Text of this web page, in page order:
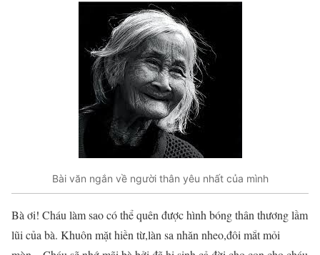
Bài văn ngắn về người thân yêu nhất của mình
Bà ơi! Cháu làm sao có thể quên được hình bóng thân thương lầm
lũi của bà. Khuôn mặt hiền từ,làn sa nhăn nheo,đôi mắt mỏi